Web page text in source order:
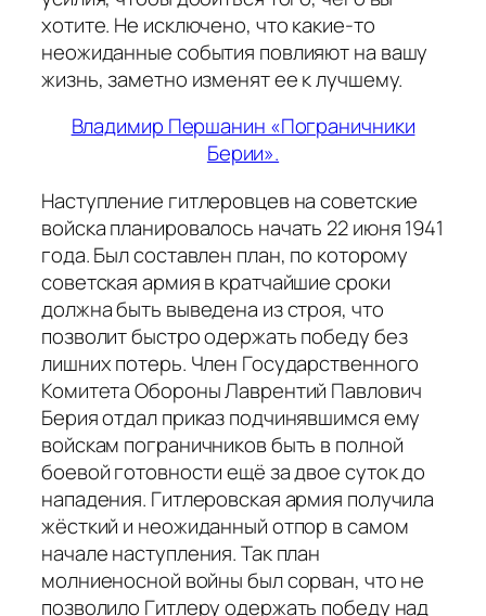
хотите. Не исключено, что какие-то
неожиданные события повлияют на вашу
жизнь, заметно изменят ее к лучшему.
Владимир Першанин «Пограничники
Берии».
Наступление гитлеровцев на советские
войска планировалось начать 22 июня 1941
года. Был составлен план, по которому
советская армия в кратчайшие сроки
должна быть выведена из строя, что
позволит быстро одержать победу без
лишних потерь. Член Государственного
Комитета Обороны Лаврентий Павлович
Берия отдал приказ подчинявшимся ему
войскам пограничников быть в полной
боевой готовности ещё за двое суток до
нападения. Гитлеровская армия получила
жёсткий и неожиданный отпор в самом
начале наступления. Так план
молниеносной войны был сорван, что не
позволило Гитлеру одержать победу над